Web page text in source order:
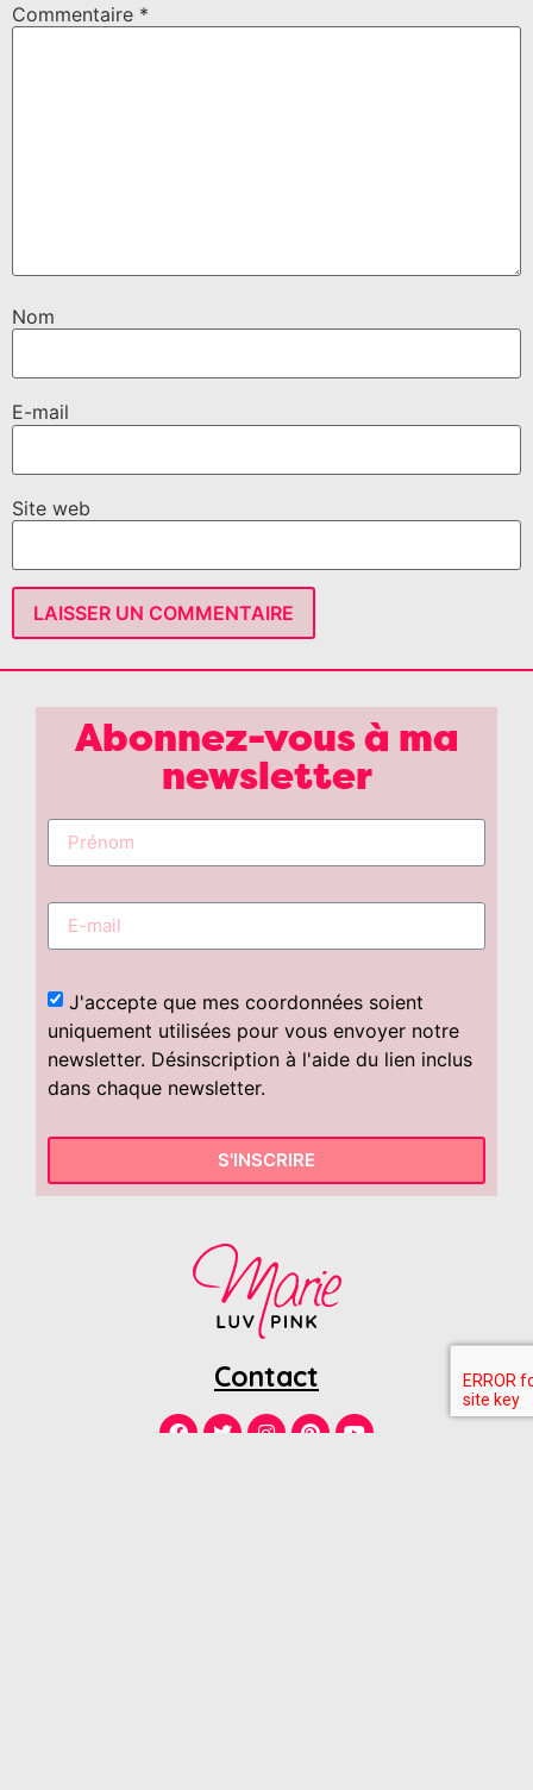
Commentaire *
Nom
E-mail
Site web
Abonnez-vous à ma
newsletter
J'accepte que mes coordonnées soient
uniquement utilisées pour vous envoyer notre
newsletter. Désinscription à l'aide du lien inclus
dans chaque newsletter.
S'INSCRIRE
Contact